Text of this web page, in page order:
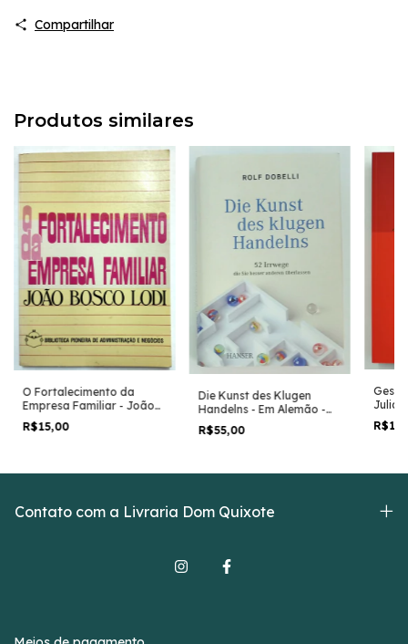
Compartilhar
Produtos similares
O Fortalecimento da
Empresa Familiar - João
Bosco Lodi
R$15,00
Die Kunst des Klugen
Handelns - Em Alemão -
Rolf Dobelli
R$55,00
Contato com a Livraria Dom Quixote